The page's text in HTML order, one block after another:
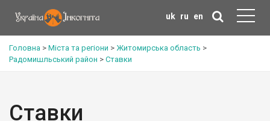
uk ru en
Головна > Міста та регіони > Житомирська область >
Радомишльський район > Ставки
Ставки